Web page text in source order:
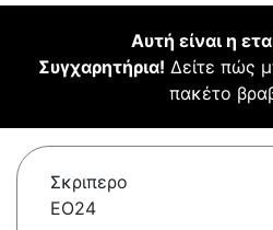
Αυτή είναι η
Συγχαρητήρια! Δείτε πώς
πακέτο
Σκριπερο
ΕΟ24